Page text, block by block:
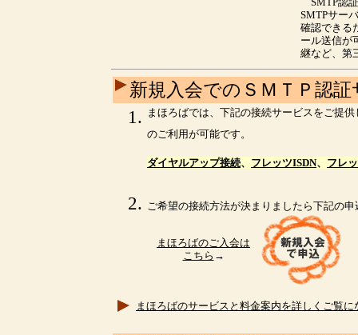
SMTPサー
確認できる
ール送信が
継など、第
新規入会でのＳＭＴＰ認
まほろばでは、下記の接続サービスをご提
のご利用が可能です。
ダイヤルアップ接続、 フレッツISDN、 フレ
ご希望の接続方法が決まりましたら下記の
まほろばのご入会は
こちら →
まほろばのサービスと料金案内を詳しくご覧